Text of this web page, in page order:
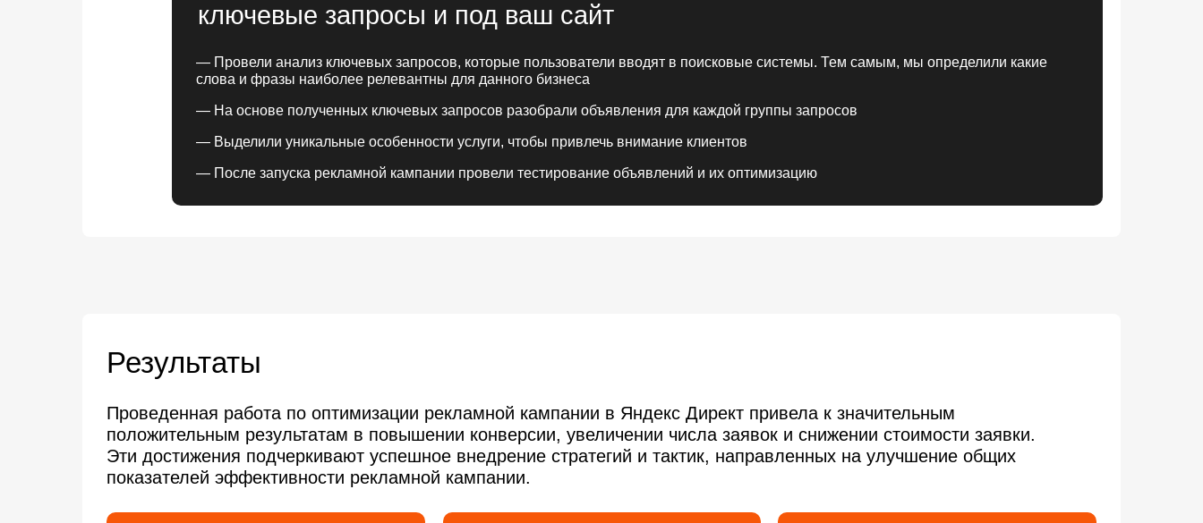
— Провели анализ ключевых запросов, которые пользователи вводят в поисковые системы. Тем самым, мы определили какие
слова и фразы наиболее релевантны для данного бизнеса
ключевые запросы и под ваш сайт
— На основе полученных ключевых запросов разобрали объявления для каждой группы запросов
— Выделили уникальные особенности услуги, чтобы привлечь внимание клиентов
— После запуска рекламной кампании провели тестирование объявлений и их оптимизацию
Результаты
Проведенная работа по оптимизации рекламной кампании в Яндекс Директ привела к значительным
положительным результатам в повышении конверсии, увеличении числа заявок и снижении стоимости заявки.
Эти достижения подчеркивают успешное внедрение стратегий и тактик, направленных на улучшение общих
показателей эффективности рекламной кампании.